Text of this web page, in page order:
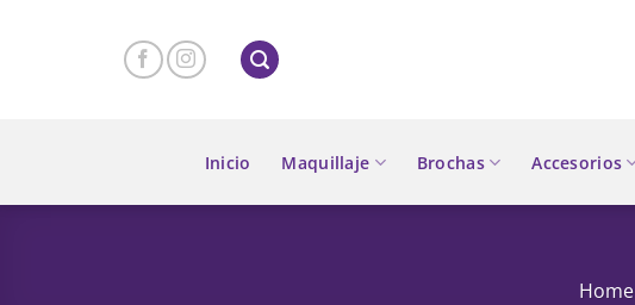
Inicio Maquillaje Brochas Accesorios
Home